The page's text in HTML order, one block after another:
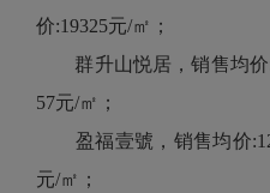
价:19325元/㎡；
群升山悦居，销售均价
57元/㎡；
盈福壹號，销售均价
元/㎡；